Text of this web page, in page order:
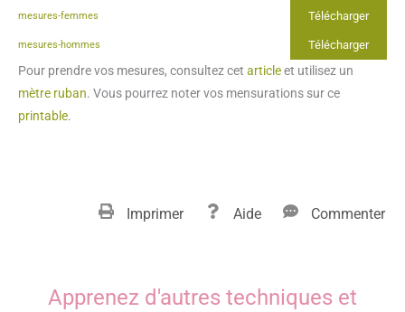
mesures-femmes Télécharger
mesures-hommes Télécharger
Pour prendre vos mesures, consultez cet articleet utilisez un
mètre ruban. Vous pourrez noter vos mensurations sur ce
printable.
Imprimer Aide Commenter
Apprenez d'autres techniques et